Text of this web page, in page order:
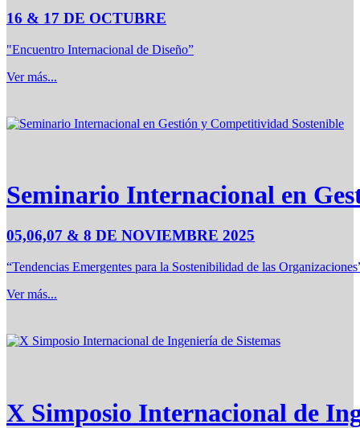
16 & 17 DE OCTUBRE
"Encuentro Internacional de Diseño”
Ver más...
Seminario Internacional en
05,06,07 & 8 DE NOVIEMBRE 2025
“Tendencias Emergentes para la Sostenibilidad de las
Ver más...
X Simposio Internacional de